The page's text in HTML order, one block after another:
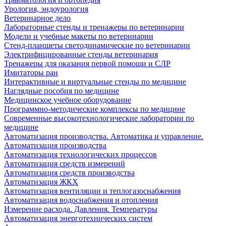
Урология, эндоурология
Ветеринарное дело
Лабораторные стенды и тренажеры по ветеринарии
Модели и учебные макеты по ветеринарии
Стенд-планшеты светодинамические по ветеринарии
Электрифицированные стенды ветеринария
Тренажеры для оказания первой помощи и СЛР
Имитаторы ран
Интерактивные и виртуальные стенды по медицине
Наглядные пособия по медицине
Медицинское учебное оборудование
Программно-методические комплексы по медицине
Современные высокотехнологические лаборатории по
медицине
Автоматизация производства. Автоматика и управление.
Автоматизация производства
Автоматизация технологических процессов
Автоматизация средств измерений
Автоматизация средств производства
Автоматизация ЖКХ
Автоматизация вентиляции и теплогазоснабжения
Автоматизация водоснабжения и отопления
Измерение расхода. Давления. Температуры
Автоматизация энерготехнических систем